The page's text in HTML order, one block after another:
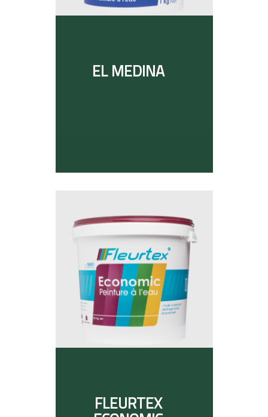
EL MEDINA
FLEURTEX